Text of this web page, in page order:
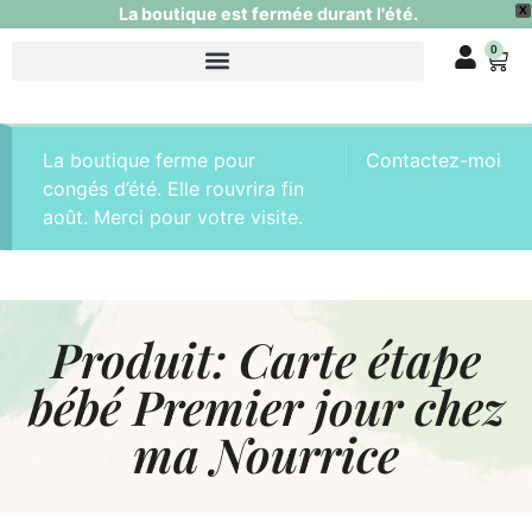
X
La boutique est fermée durant l'été.
0
Contactez-moi
La boutique ferme pour
congés d’été. Elle rouvrira fin
août. Merci pour votre visite.
Produit: Carte étape
bébé Premier jour chez
ma Nourrice